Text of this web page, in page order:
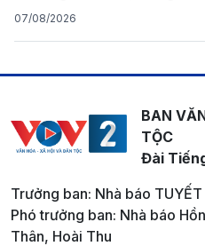
07/08/2026
BAN
TỘC
Đài
Trưởng ban: Nhà báo TUYẾT
Phó trưởng ban: Nhà báo
Thân, Hoài Thu